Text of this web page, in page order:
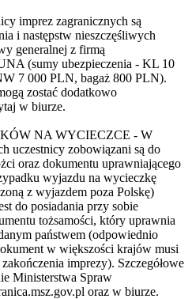
imprez zagranicznych są
i następstw nieszczęśliwych
generalnej z firmą
(sumy ubezpieczenia - KL 10
7 000 PLN, bagaż 800 PLN).
zostać dodatkowo
w biurze.
NA WYCIECZCE - W
uczestnicy zobowiązani są do
oraz dokumentu uprawniającego
wyjazdu na wycieczkę
z wyjazdem poza Polskę)
do posiadania przy sobie
tożsamości, który uprawnia
państwem (odpowiednio
w większości krajów musi
imprezy). Szczegółowe
Ministerstwa Spraw
oraz w biurze.